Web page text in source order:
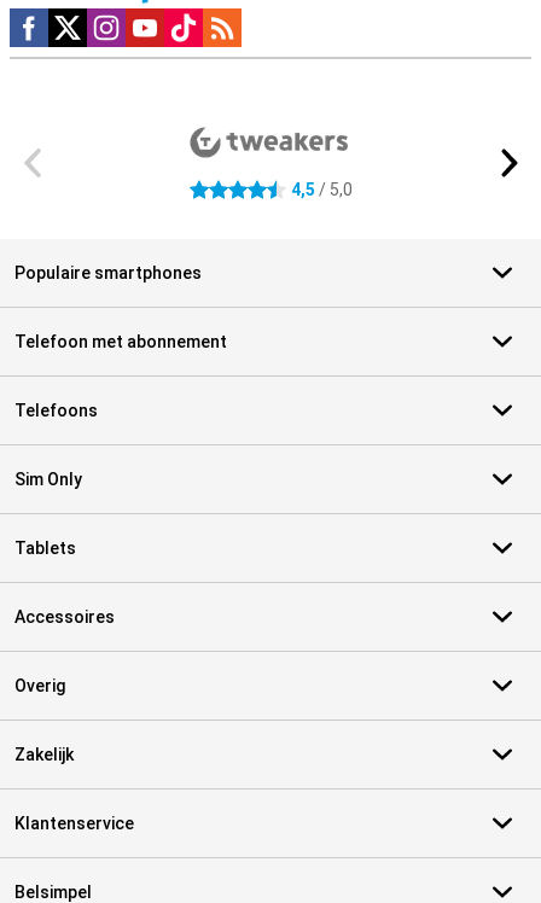
Social media
4.5 sterren 4,5 / 5,0
Populaire smartphones
Telefoon met abonnement
Telefoons
Sim Only
Tablets
Accessoires
Overig
Zakelijk
Klantenservice
Belsimpel